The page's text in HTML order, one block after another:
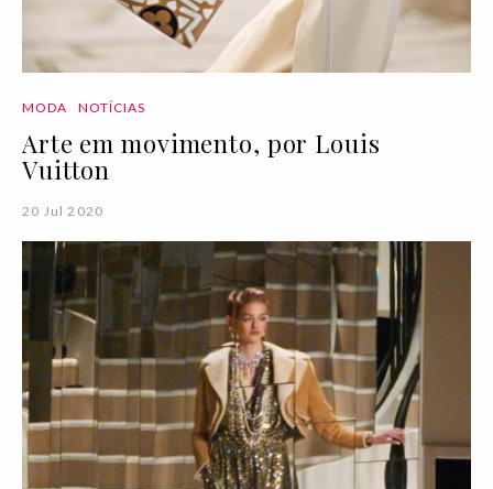
MODA NOTÍCIAS
Arte em movimento, por Louis
Vuitton
20 Jul 2020